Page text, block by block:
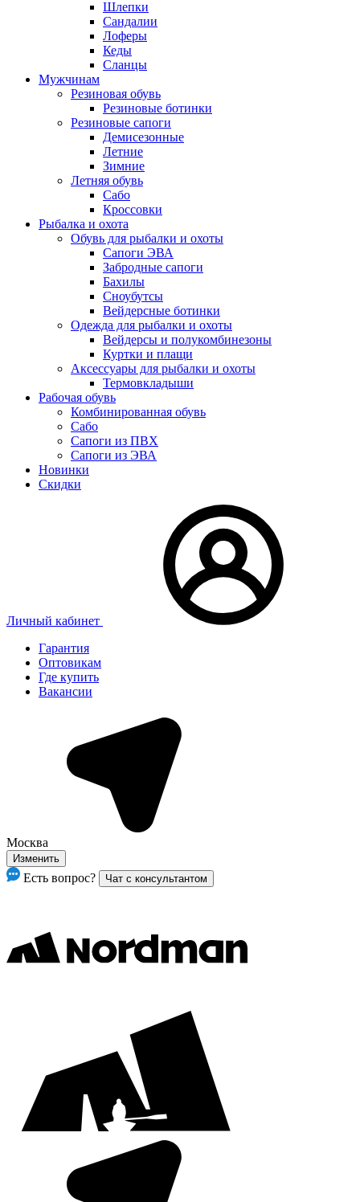
Шлепки
Сандалии
Лоферы
Кеды
Сланцы
Мужчинам
Резиновая обувь
Резиновые ботинки
Резиновые сапоги
Демисезонные
Летние
Зимние
Летняя обувь
Сабо
Кроссовки
Рыбалка и охота
Обувь для рыбалки и охоты
Сапоги ЭВА
Забродные сапоги
Бахилы
Сноубутсы
Вейдерсные ботинки
Одежда для рыбалки и охоты
Вейдерсы и полукомбинезоны
Куртки и плащи
Аксессуары для рыбалки и охоты
Термовкладыши
Рабочая обувь
Комбинированная обувь
Сабо
Сапоги из ПВХ
Сапоги из ЭВА
Новинки
Скидки
Личный кабинет
Гарантия
Оптовикам
Где купить
Вакансии
Москва
Изменить
Есть вопрос? Чат с консультантом